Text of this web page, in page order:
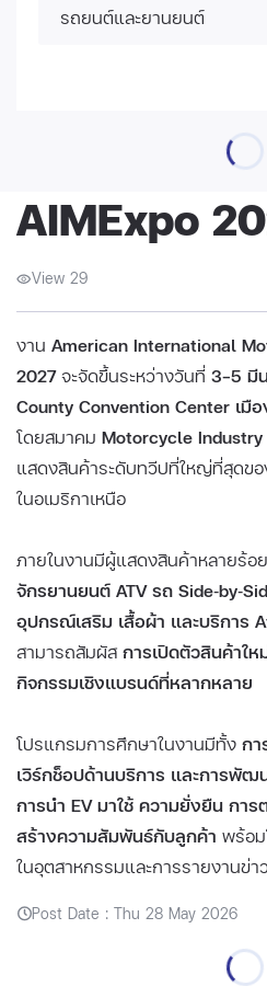
รถยนต์และยานยนต์
AIMExpo
View 29
งาน American International
2027จะจัดขึ้นระหว่างวันที่ 3–5 มี
County Convention Center เมื
โดยสมาคม Motorcycle Industry
แสดงสินค้าระดับทวีปที่ใหญ่ที่สุดข
ในอเมริกาเหนือ
ภายในงานมีผู้แสดงสินค้าหลายร้อ
จักรยานยนต์ ATV รถ
อุปกรณ์เสริม เสื้อผ้า และบริการ
สามารถสัมผัส การเปิดตัวสินค้าใ
กิจกรรมเชิงแบรนด์ที่หลากหลาย
โปรแกรมการศึกษาในงานมีทั้ง กา
เวิร์กช็อปด้านบริการ และการพัฒ
การนำ EV มาใช้ ความยั่งยืน กา
สร้างความสัมพันธ์กับลูกค้า พร้อม
ในอุตสาหกรรมและการรายงานข่า
Post Date : Thu 28 May 2026